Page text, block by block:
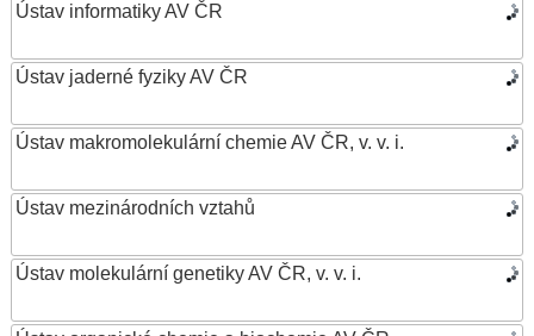
Ústav informatiky AV ČR
Ústav jaderné fyziky AV ČR
Ústav makromolekulární chemie AV ČR, v. v. i.
Ústav mezinárodních vztahů
Ústav molekulární genetiky AV ČR, v. v. i.